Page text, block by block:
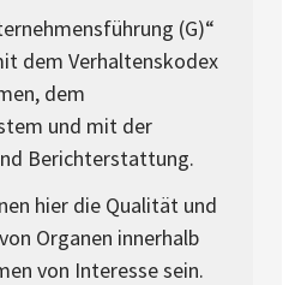
(G)“
dem Verhaltenskodex
dem
und mit der
Berichterstattung.
hier die Qualität und
Organen innerhalb
von Interesse sein.